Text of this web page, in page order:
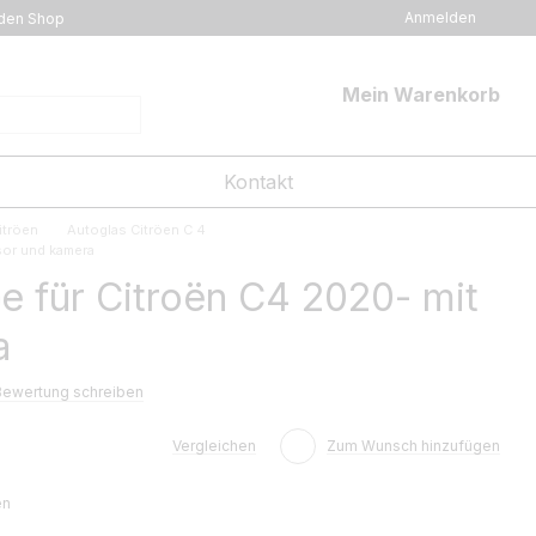
Shop Anmelden
Mein Warenkorb
Kontakt
Autoglas Citröen C 4
und kamera
für Citroën C4 2020- mit
schreiben
Vergleichen Zum Wunsch hinzufügen